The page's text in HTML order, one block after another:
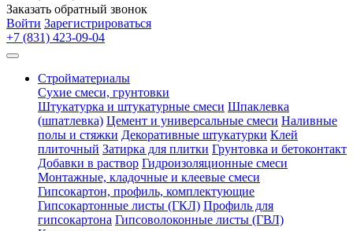
Заказать обратный звонок
Войти Зарегистрироваться
+7 (831) 423-09-04
Стройматериалы
Сухие смеси, грунтовки
Штукатурка и штукатурные смеси Шпаклевка
(шпатлевка) Цемент и универсальные смеси Наливные
полы и стяжки Декоративные штукатурки Клей
плиточный Затирка для плитки Грунтовка и бетоконтакт
Добавки в раствор Гидроизоляционные смеси
Монтажные, кладочные и клеевые смеси
Гипсокартон, профиль, комплектующие
Гипсокартонные листы (ГКЛ) Профиль для
гипсокартона Гипсоволоконные листы (ГВЛ)